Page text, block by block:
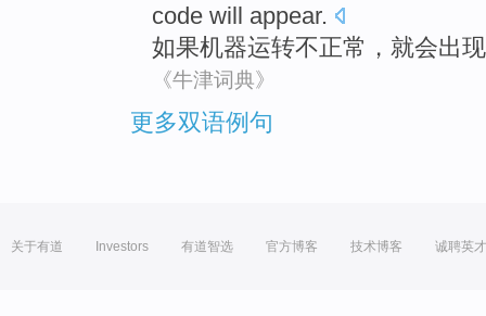
code will appear.
如果机器运转不正常 ， 就会出现
《牛津词典》
更多双语例句
关于有道 Investors 有道智选 官方博客 技术博客 诚聘英才